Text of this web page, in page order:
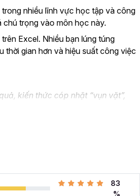
nhiều lĩnh vực học tập và công
trọng vào môn học này.
Excel. Nhiều bạn lúng túng
thời gian hơn và hiệu suất công việc
kiến thức cóp nhặt “vụn vặt”,
mà bạn gặp phải khi đi làm với khóa
văn phòng
cách thông minh, nhanh chóng,
83
%